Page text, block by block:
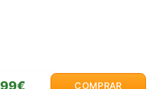
COMPRAR